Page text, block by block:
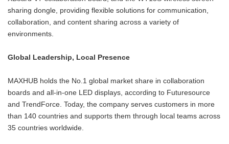
sharing dongle, providing flexible solutions for communication,
collaboration, and content sharing across a variety of
environments.
Global Leadership, Local Presence
MAXHUB holds the No.1 global market share in collaboration
boards and all-in-one LED displays, according to Futuresource
and TrendForce. Today, the company serves customers in more
than 140 countries and supports them through local teams across
35 countries worldwide.